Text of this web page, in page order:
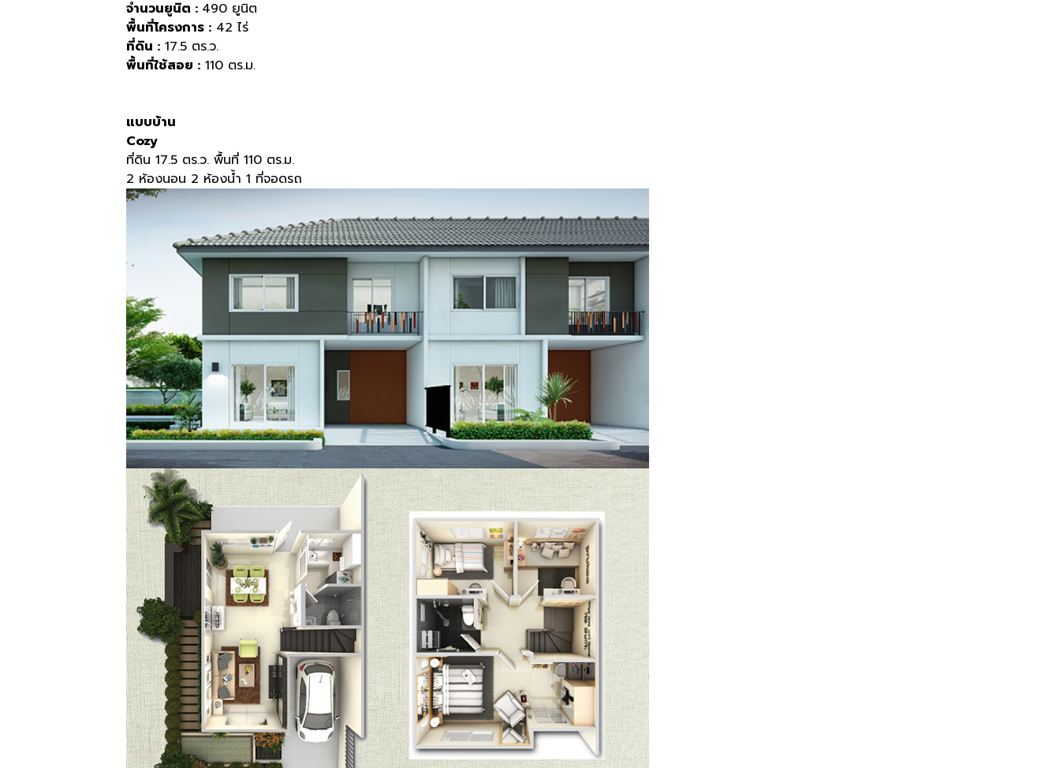
จำนวนยูนิต : 490 ยูนิต
พื้นที่โครงการ : 42 ไร่
ที่ดิน : 17.5 ตร.ว.
พื้นที่ใช้สอย : 110 ตร.ม.
แบบบ้าน
Cozy
ที่ดิน 17.5 ตร.ว. พื้นที่ 110 ตร.ม.
2 ห้องนอน 2 ห้องน้ำ 1 ที่จอดรถ